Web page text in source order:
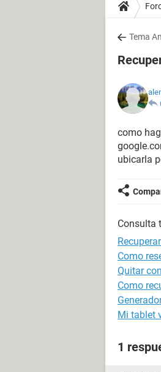
Tema
como
ubicarla
Consulta
Como
Quitar
Como
Mi tablet
1